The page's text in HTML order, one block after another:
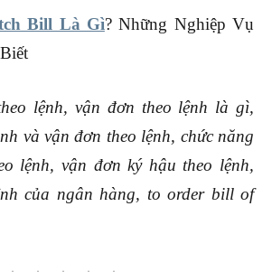
Bill Là Gì? Những Nghiệp Vụ
lệnh, vận đơn theo lệnh là gì,
và vận đơn theo lệnh, chức năng
lệnh, vận đơn ký hậu theo lệnh,
của ngân hàng, to order bill of